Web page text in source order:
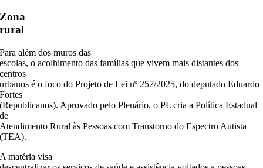
Zona
rural
Para além dos muros das
escolas, o acolhimento das famílias que vivem mais distantes dos
centros
urbanos é o foco do Projeto de Lei nº 257/2025, do deputado Eduardo
Fortes
(Republicanos). Aprovado pelo Plenário, o PL cria a Política Estadual
de
Atendimento Rural às Pessoas com Transtorno do Espectro Autista
(TEA).
A matéria visa